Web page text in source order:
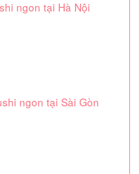
ngon tại Hà Nội
ngon tại Sài Gòn